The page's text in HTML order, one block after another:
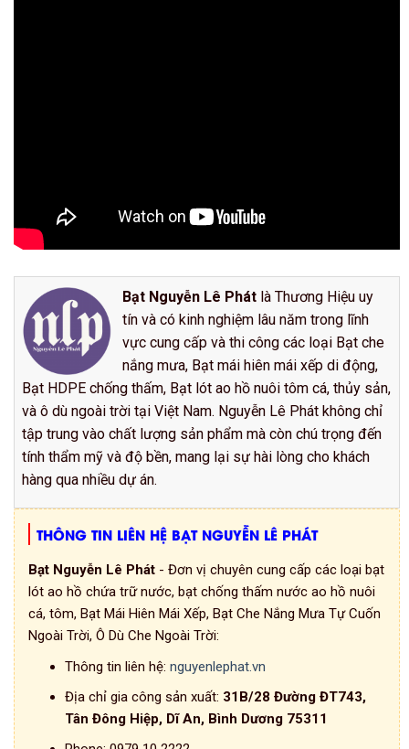
Bạt Nguyễn Lê Phát là Thương Hiệu uy
tín và có kinh nghiệm lâu năm trong lĩnh
vực cung cấp và thi công các loại Bạt che
nắng mưa, Bạt mái hiên mái xếp di động,
Bạt HDPE chống thấm, Bạt lót ao hồ nuôi tôm cá, thủy sản,
và ô dù ngoài trời tại Việt Nam. Nguyễn Lê Phát không chỉ
tập trung vào chất lượng sản phẩm mà còn chú trọng đến
tính thẩm mỹ và độ bền, mang lại sự hài lòng cho khách
hàng qua nhiều dự án.
THÔNG TIN LIÊN HỆ BẠT NGUYỄN LÊ PHÁT
Bạt Nguyễn Lê Phát - Đơn vị chuyên cung cấp các loại bạt
lót ao hồ chứa trữ nước, bạt chống thấm nước ao hồ nuôi
cá, tôm, Bạt Mái Hiên Mái Xếp, Bạt Che Nắng Mưa Tự Cuốn
Ngoài Trời, Ô Dù Che Ngoài Trời:
Thông tin liên hệ: nguyenlephat.vn
Địa chỉ gia công sản xuất: 31B/28 Đường ĐT743,
Tân Đông Hiệp, Dĩ An, Bình Dương 75311